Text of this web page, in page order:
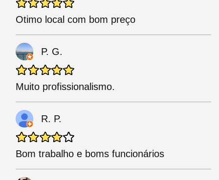
Otimo local com bom preço
P. G.
Muito profissionalismo.
R. P.
Bom trabalho e boms funcionários